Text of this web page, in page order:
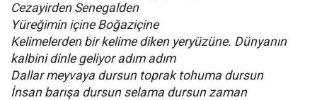
Cezayirden Senegalden
Yüreğimin içine Boğaziçine
Kelimelerden bir kelime diken yeryüzüne. Dünyanın
kalbini dinle geliyor adım adım
Dallar meyvaya dursun toprak tohuma dursun
İnsan barışa dursun selama dursun zaman